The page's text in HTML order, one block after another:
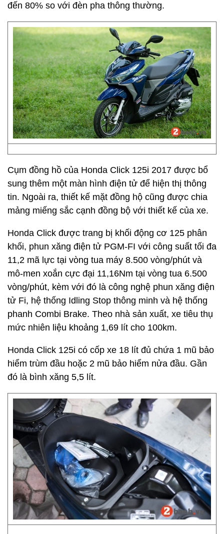
đến 80% so với đèn pha thông thường.
Cụm đồng hồ của Honda Click 125i 2017 được bổ
sung thêm một màn hình điện tử để hiện thị thông
tin. Ngoài ra, thiết kế mặt đồng hộ cũng được chia
mảng miếng sắc cạnh đồng bộ với thiết kế của xe.
Honda Click được trang bị khối động cơ 125 phân
khối, phun xăng điện tử PGM-FI với công suất tối đa
11,2 mã lực tại vòng tua máy 8.500 vòng/phút và
mô-men xoắn cực đại 11,16Nm tại vòng tua 6.500
vòng/phút, kèm với đó là công nghệ phun xăng điện
tử Fi, hệ thống Idling Stop thông minh và hệ thống
phanh Combi Brake. Theo nhà sản xuất, xe tiêu thụ
mức nhiên liệu khoảng 1,69 lít cho 100km.
Honda Click 125i có cốp xe 18 lít đủ chứa 1 mũ bảo
hiểm trùm đầu hoặc 2 mũ bảo hiểm nửa đầu. Gần
đó là bình xăng 5,5 lít.